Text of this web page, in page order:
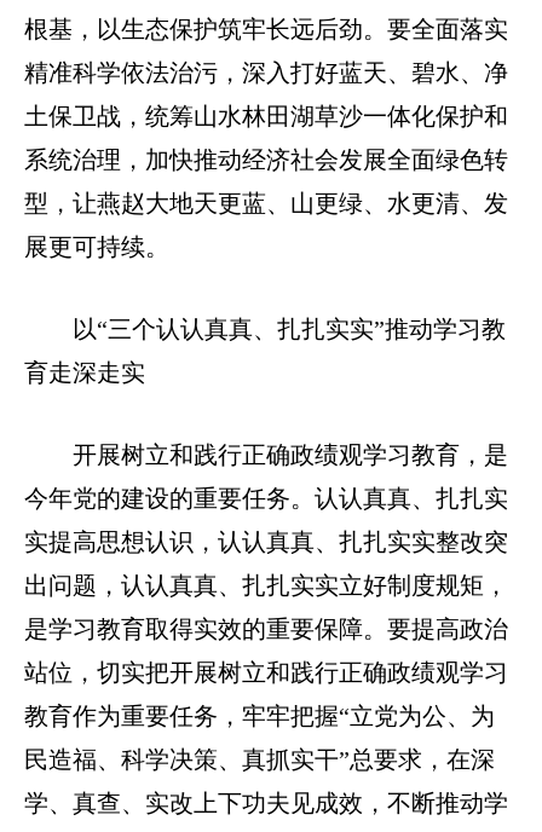
根基，以生态保护筑牢长远后劲。要全面落实
精准科学依法治污，深入打好蓝天、碧水、净
土保卫战，统筹山水林田湖草沙一体化保护和
系统治理，加快推动经济社会发展全面绿色转
型，让燕赵大地天更蓝、山更绿、水更清、发
展更可持续。
以“三个认认真真、扎扎实实”推动学习教
育走深走实
开展树立和践行正确政绩观学习教育，是
今年党的建设的重要任务。认认真真、扎扎实
实提高思想认识，认认真真、扎扎实实整改突
出问题，认认真真、扎扎实实立好制度规矩，
是学习教育取得实效的重要保障。要提高政治
站位，切实把开展树立和践行正确政绩观学习
教育作为重要任务，牢牢把握“立党为公、为
民造福、科学决策、真抓实干”总要求，在深
学、真查、实改上下功夫见成效，不断推动学